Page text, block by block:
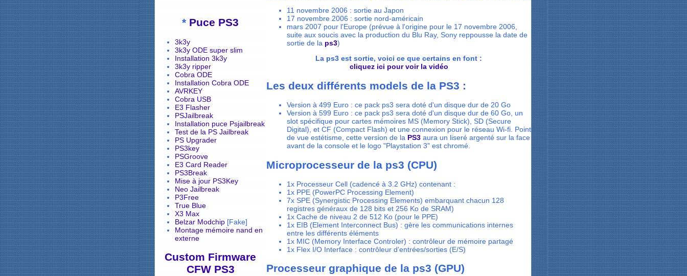
* Puce PS3
3k3y
3k3y ODE super slim
Installation 3k3y
3k3y ripper
Cobra ODE
Installation Cobra ODE
AVRKEY
Cobra USB
E3 Flasher
PSJailbreak
Installation puce Psjailbreak
Test de la PS Jailbreak
PS Upgrader
PS3key
PSGroove
E3 Card Reader
PS3Break
Mise à jour PS3Key
Neo Jailbreak
P3Free
True Blue
X3 Max
Belzar Modchip [Fake]
Montage mémoire nand en
externe
Custom Firmware
CFW PS3
11 novembre 2006 : sortie au Japon
17 novembre 2006 : sortie nord-américain
mars 2007 pour l'Europe (prévue à l'origine pour le 17 novembre 2006,
suite aux soucis avec la production du Blu Ray, Sony reppousse la date de
sortie de la ps3)
La ps3 est sortie, voici ce que certains en font :
cliquez ici pour voir la vidéo
Les deux différents models de la PS3 :
Version à 499 Euro : ce pack ps3 sera doté d'un disque dur de 20 Go
Version à 599 Euro : ce pack ps3 sera doté d'un disque dur de 60 Go, un
slot spécifique pour cartes mémoires MS (Memory Stick), SD (Secure
Digital), et CF (Compact Flash) et une connexion pour le réseau Wi-fi. Point
de vue estétisme, cette version de la PS3 aura un liseré argenté sur la face
avant de la console et le logo "Playstation 3" est chromé.
Microprocesseur de la ps3 (CPU)
1x Processeur Cell (cadencé à 3.2 GHz) contenant :
1x PPE (PowerPC Processing Element)
7x SPE (Synergistic Processing Elements) embarquant chacun 128
registres généraux de 128 bits et 256 Ko de SRAM)
1x Cache de niveau 2 de 512 Ko (pour le PPE)
1x EIB (Element Interconnect Bus) : gère les communications internes
entre les différents éléments
1x MIC (Memory Interface Controler) : contrôleur de mémoire partagé
1x Flex I/O Interface : contrôleur d'entrées/sorties (E/S)
Processeur graphique de la ps3 (GPU)